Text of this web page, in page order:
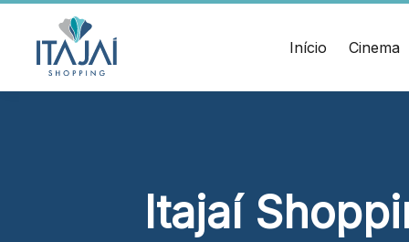
Início Cinema
Dom 14h às 20h
Alimentação e Lazer
Rua
Itajaí
Ver
local
Divulgue suas
promoções no
shopping.